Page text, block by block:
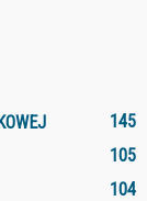
145
105
104